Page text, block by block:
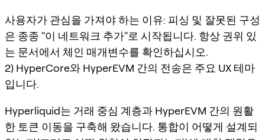
사용자가 관심을 가져야 하는 이유: 피싱 및 잘못된 구성
은 종종 "이 네트워크 추가"로 시작됩니다. 항상 권위 있
는 문서에서 체인 매개변수를 확인하십시오.
2) HyperCore와 HyperEVM 간의 전송은 주요 UX 테마
입니다.
Hyperliquid는 거래 중심 계층과 HyperEVM 간의 원활
한 토큰 이동을 구축해 왔습니다. 통합이 어떻게 설계되